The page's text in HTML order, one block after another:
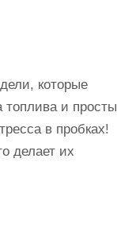
которые
топлива и просты
в пробках!
делает их